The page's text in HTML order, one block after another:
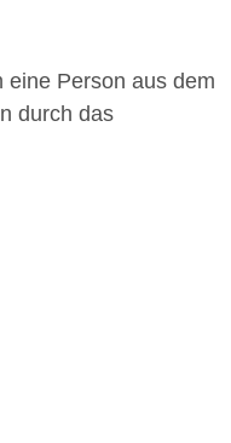
Person aus dem
durch das